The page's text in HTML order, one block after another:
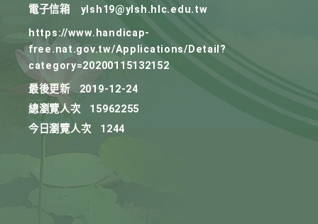
電子信箱
ylsh19@ylsh.hlc.edu.tw
https://www.handicap-
free.nat.gov.tw/Applications/Detail?
category=20200115132152
最後更新
2019-12-24
總瀏覽人次
15962255
今日瀏覽人次
1244